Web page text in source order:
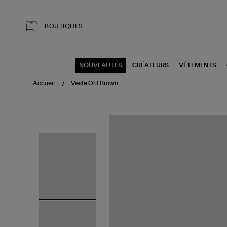
BOUTIQUES
NOUVEAUTÉS CRÉATEURS VÊTEMENTS
Accueil Veste Orit Brown